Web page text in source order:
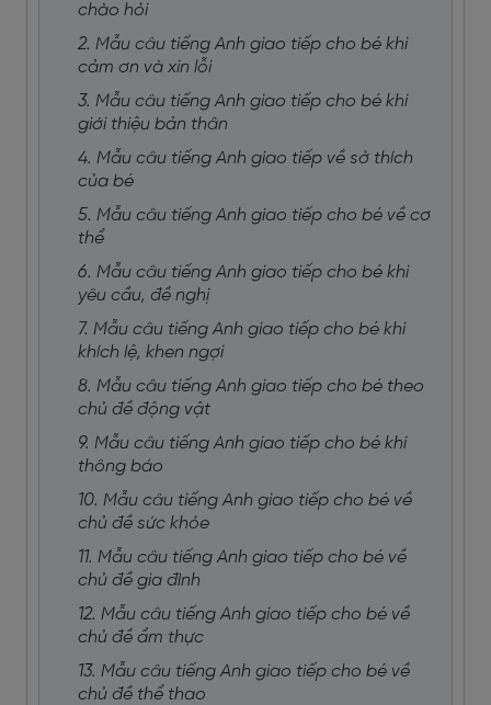
chào hỏi
2. Mẫu câu tiếng Anh giao tiếp cho bé khi
cảm ơn và xin lỗi
3. Mẫu câu tiếng Anh giao tiếp cho bé khi
giới thiệu bản thân
4. Mẫu câu tiếng Anh giao tiếp về sở thích
của bé
5. Mẫu câu tiếng Anh giao tiếp cho bé về cơ
thể
6. Mẫu câu tiếng Anh giao tiếp cho bé khi
yêu cầu, đề nghị
7. Mẫu câu tiếng Anh giao tiếp cho bé khi
khích lệ, khen ngợi
8. Mẫu câu tiếng Anh giao tiếp cho bé theo
chủ đề động vật
9. Mẫu câu tiếng Anh giao tiếp cho bé khi
thông báo
10. Mẫu câu tiếng Anh giao tiếp cho bé về
chủ đề sức khỏe
11. Mẫu câu tiếng Anh giao tiếp cho bé về
chủ đề gia đình
12. Mẫu câu tiếng Anh giao tiếp cho bé về
chủ đề ẩm thực
13. Mẫu câu tiếng Anh giao tiếp cho bé về
chủ đề thể thao